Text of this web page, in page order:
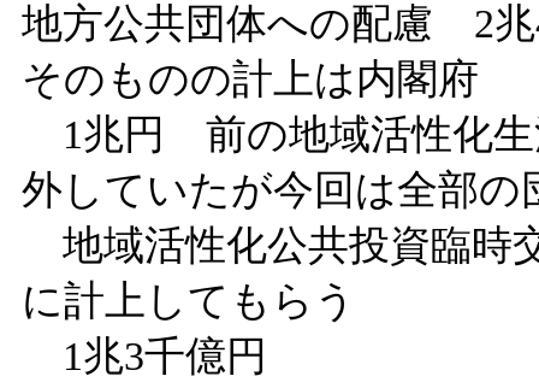
地方公共団体への配慮 2
そのものの計上は内閣府
1兆円 前の地域活性化生
外していたが今回は全部
地域活性化公共投資臨
に計上してもらう
1兆3千億円